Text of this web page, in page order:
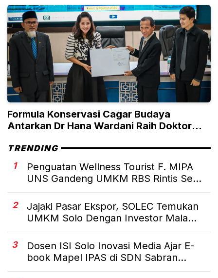
Formula Konservasi Cagar Budaya
Antarkan Dr Hana Wardani Raih Doktor
TRENDING
1
Penguatan Wellness Tourist F. MIPA
UNS Gandeng UMKM RBS Rintis Se...
2
Jajaki Pasar Ekspor, SOLEC Temukan
UMKM Solo Dengan Investor Mala...
3
Dosen ISI Solo Inovasi Media Ajar E-
book Mapel IPAS di SDN Sabran...